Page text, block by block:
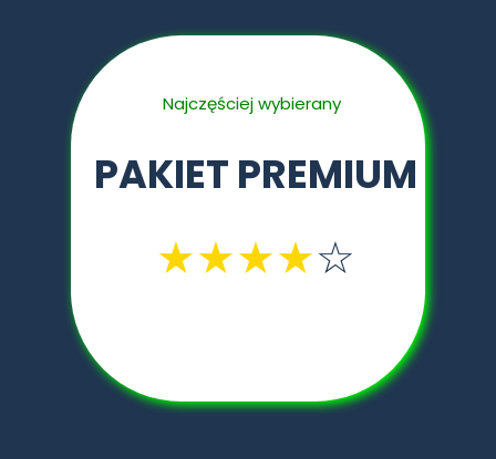
Najczęściej wybierany
PAKIET PREMIUM
★★★★☆